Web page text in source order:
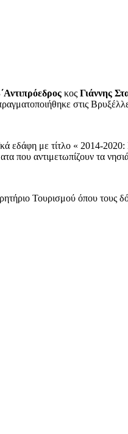
κοςΓιάννης
στις
εδάφη με τίτλο « 2014-
που αντιμετωπίζουν τα
Τουρισμού όπου τους